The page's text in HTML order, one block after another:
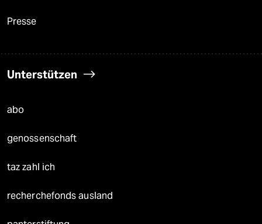
Presse
Unterstützen
abo
genossenschaft
taz zahl ich
recherchefonds ausland